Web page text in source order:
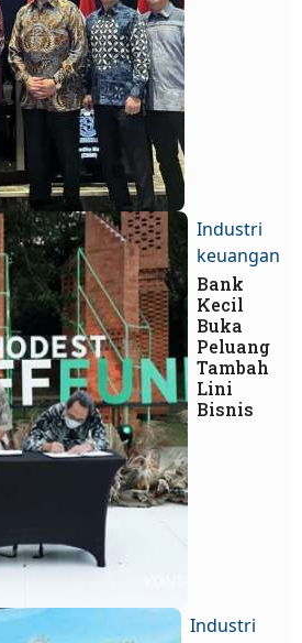
Industri
keuangan
Bank
Kecil
Buka
Peluang
Tambah
Lini
Bisnis
Industri